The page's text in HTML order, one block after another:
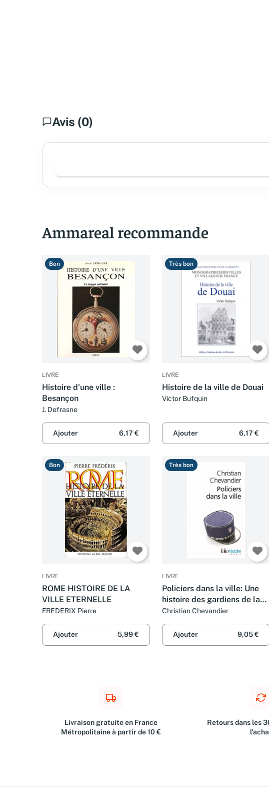
Avis (0)
Ammareal recommande
Bon
LIVRE
Histoire d'une ville :
Besançon
J. Defrasne
Ajouter 6,17 €
Très bon
LIVRE
Histoire de la ville de Douai
Victor Bufquin
Ajouter 6,17 €
Bon
LIVRE
ROME HISTOIRE DE LA
VILLE ETERNELLE
FREDERIX Pierre
Ajouter 5,99 €
Très bon
LIVRE
Policiers dans la ville: Une
histoire des gardiens de la
paix
Christian Chevandier
Ajouter 9,05 €
Livraison gratuite en France
Métropolitaine à partir de 10 €
Retours dans les